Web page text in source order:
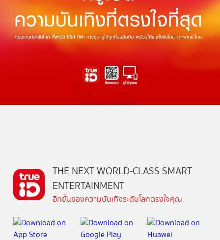
THE NEXT WORLD-CLASS SMART
ENTERTAINMENT
อีกขั้นของความบันเทิงระดับโลกตรงใจคุณ